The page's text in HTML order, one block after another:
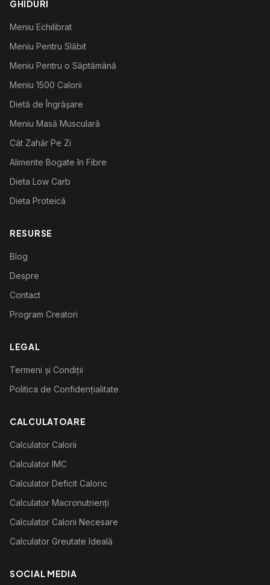
GHIDURI
Meniu Echilibrat
Meniu Pentru Slăbit
Meniu Pentru o Săptămână
Meniu 1500 Calorii
Dietă de Îngrășare
Meniu Masă Musculară
Cât Zahăr Pe Zi
Alimente Bogate în Fibre
Dieta Low Carb
Dieta Proteică
RESURSE
Blog
Despre
Contact
Program Creatori
LEGAL
Termeni și Condiții
Politica de Confidențialitate
CALCULATOARE
Calculator Calorii
Calculator IMC
Calculator Deficit Caloric
Calculator Macronutrienți
Calculator Calorii Necesare
Calculator Greutate Ideală
SOCIAL MEDIA